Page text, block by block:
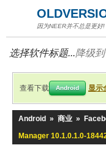
因为NEER并不总是更好!
选择软件标题...降级
查看下载 Android 显示
Android » 商业 »
Manager 10.1.0.1.0-